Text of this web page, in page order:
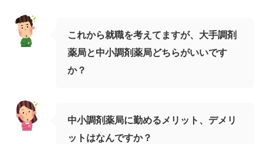
これから就職を考えてますが、 大手調剤
薬局と中小調剤薬局どちらがいいです
か？
中小調剤薬局に勤める メリット、デメリ
ット はなんですか？